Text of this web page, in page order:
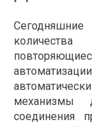
Сегодняшние
механизмы
соединения